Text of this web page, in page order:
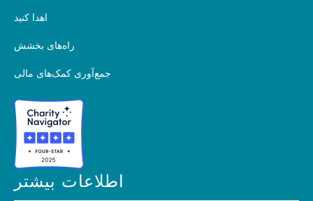
اهدا کنید
راه‌های بخشش
جمع‌آوری کمک‌های مالی
اطلاعات بیشتر